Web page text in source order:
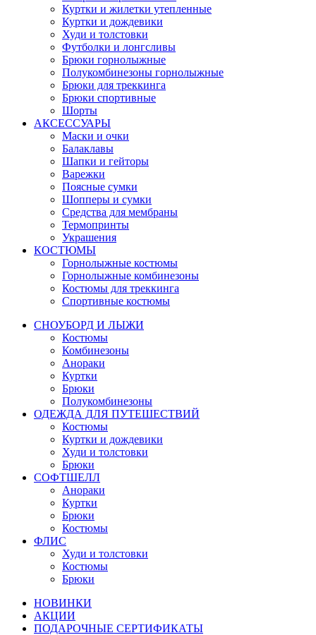
Куртки и жилетки утепленные
Куртки и дождевики
Худи и толстовки
Футболки и лонгсливы
Брюки горнолыжные
Полукомбинезоны горнолыжные
Брюки для треккинга
Брюки спортивные
Шорты
АКСЕССУАРЫ
Маски и очки
Балаклавы
Шапки и гейторы
Варежки
Поясные сумки
Шопперы и сумки
Средства для мембраны
Термопринты
Украшения
КОСТЮМЫ
Горнолыжные костюмы
Горнолыжные комбинезоны
Костюмы для треккинга
Спортивные костюмы
СНОУБОРД И ЛЫЖИ
Костюмы
Комбинезоны
Анораки
Куртки
Брюки
Полукомбинезоны
ОДЕЖДА ДЛЯ ПУТЕШЕСТВИЙ
Костюмы
Куртки и дождевики
Худи и толстовки
Брюки
СОФТШЕЛЛ
Анораки
Куртки
Брюки
Костюмы
ФЛИС
Худи и толстовки
Костюмы
Брюки
НОВИНКИ
АКЦИИ
ПОДАРОЧНЫЕ СЕРТИФИКАТЫ